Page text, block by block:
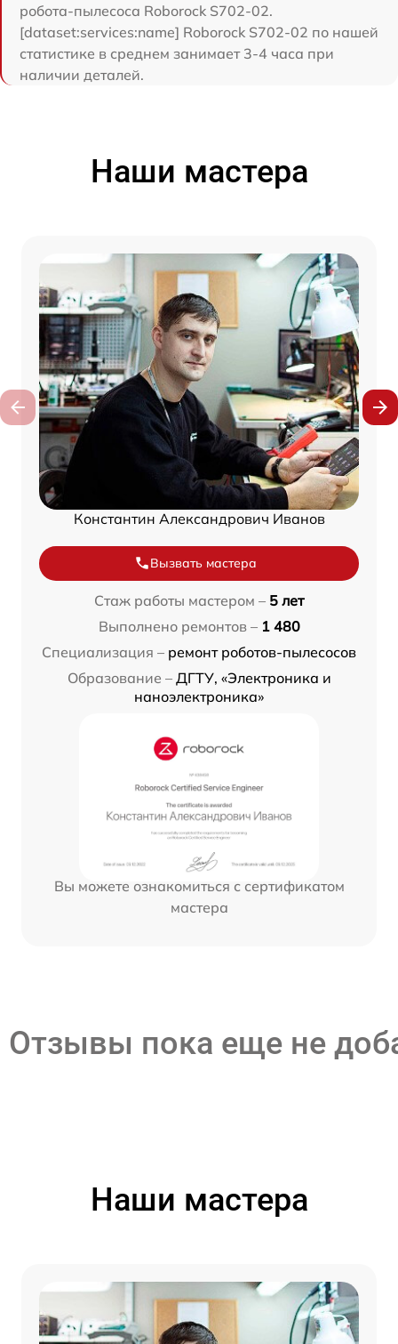
робота-пылесоса Roborock S702-02.
[dataset:services:name] Roborock S702-02 по нашей
статистике в среднем занимает 3-4 часа при
наличии деталей.
Наши мастера
Константин Александрович Иванов
Вызвать мастера
Стаж работы мастером – 5 лет
Выполнено ремонтов – 1 480
Специализация – ремонт роботов-пылесосов
Образование – ДГТУ, «Электроника и
наноэлектроника»
Вы можете ознакомиться с сертификатом
мастера
Отзывы пока еще не
Наши мастера